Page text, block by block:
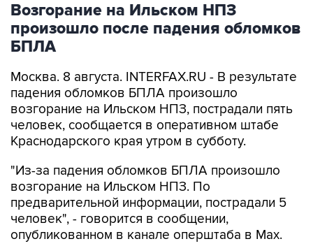
Возгорание на Ильском НПЗ
произошло после падения обломков
БПЛА
Москва. 8 августа. INTERFAX.RU - В результате
падения обломков БПЛА произошло
возгорание на Ильском НПЗ, пострадали пять
человек, сообщается в оперативном штабе
Краснодарского края утром в субботу.
"Из-за падения обломков БПЛА произошло
возгорание на Ильском НПЗ. По
предварительной информации, пострадали 5
человек", - говорится в сообщении,
опубликованном в канале оперштаба в Max.